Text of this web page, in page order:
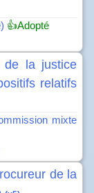
👍Adopté
de la justice
relatifs
mixte
de la